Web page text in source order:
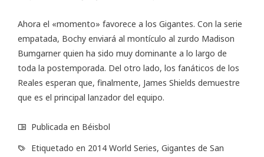
Ahora el «momento» favorece a los Gigantes. Con la serie
empatada, Bochy enviará al montículo al zurdo Madison
Bumgarner quien ha sido muy dominante a lo largo de
toda la postemporada. Del otro lado, los fanáticos de los
Reales esperan que, finalmente, James Shields demuestre
que es el principal lanzador del equipo.
Publicada en Béisbol
Etiquetado en 2014 World Series, Gigantes de San